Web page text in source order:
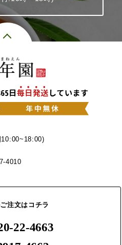
10:00~18:00)
4010
注文はコチラ
22-4663